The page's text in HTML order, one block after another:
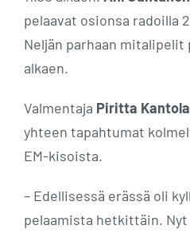
pelaavat osionsa radoilla
Neljän parhaan mitalipelit
alkaen.
Valmentaja Piritta Kantola
yhteen tapahtumat
EM-kisoista.
– Edellisessä erässä oli
pelaamista hetkittäin.